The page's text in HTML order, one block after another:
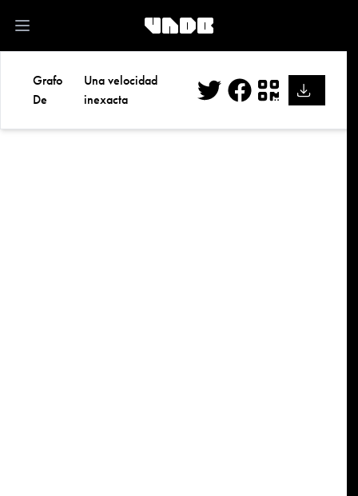
Open main menu
Grafo
De
Una velocidad
inexacta
Facebook
QR